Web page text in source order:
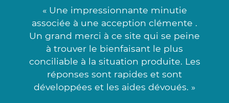
« Une impressionnante minutie
associée à une acception clémente .
Un grand merci à ce site qui se peine
à trouver le bienfaisant le plus
conciliable à la situation produite. Les
réponses sont rapides et sont
développées et les aides dévoués. »